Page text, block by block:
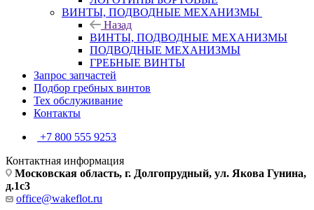
ВИНТЫ, ПОДВОДНЫЕ МЕХАНИЗМЫ
Назад
ВИНТЫ, ПОДВОДНЫЕ МЕХАНИЗМЫ
ПОДВОДНЫЕ МЕХАНИЗМЫ
ГРЕБНЫЕ ВИНТЫ
Запрос запчастей
Подбор гребных винтов
Тех обслуживание
Контакты
+7 800 555 9253
Контактная информация
Московская область, г. Долгопрудный, ул. Якова Гунина,
д.1с3
office@wakeflot.ru